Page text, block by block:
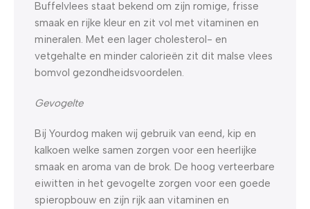
Buffelvlees staat bekend om zijn romige, frisse
smaak en rijke kleur en zit vol met vitaminen en
mineralen. Met een lager cholesterol- en
vetgehalte en minder calorieën zit dit malse vlees
bomvol gezondheidsvoordelen.
Gevogelte
Bij Yourdog maken wij gebruik van eend, kip en
kalkoen welke samen zorgen voor een heerlijke
smaak en aroma van de brok. De hoog verteerbare
eiwitten in het gevogelte zorgen voor een goede
spieropbouw en zijn rijk aan vitaminen en